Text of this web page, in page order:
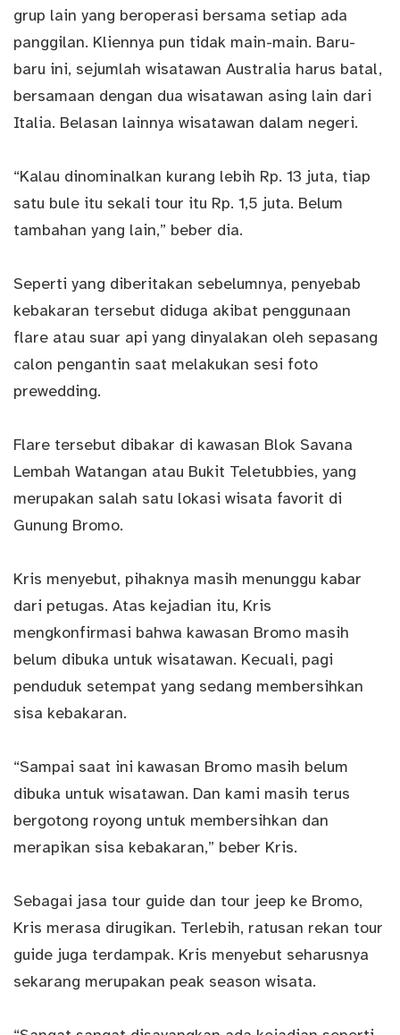
grup lain yang beroperasi bersama setiap ada
panggilan. Kliennya pun tidak main-main. Baru-
baru ini, sejumlah wisatawan Australia harus batal,
bersamaan dengan dua wisatawan asing lain dari
Italia. Belasan lainnya wisatawan dalam negeri.
“Kalau dinominalkan kurang lebih Rp. 13 juta, tiap
satu bule itu sekali tour itu Rp. 1,5 juta. Belum
tambahan yang lain,” beber dia.
Seperti yang diberitakan sebelumnya, penyebab
kebakaran tersebut diduga akibat penggunaan
flare atau suar api yang dinyalakan oleh sepasang
calon pengantin saat melakukan sesi foto
prewedding.
Flare tersebut dibakar di kawasan Blok Savana
Lembah Watangan atau Bukit Teletubbies, yang
merupakan salah satu lokasi wisata favorit di
Gunung Bromo.
Kris menyebut, pihaknya masih menunggu kabar
dari petugas. Atas kejadian itu, Kris
mengkonfirmasi bahwa kawasan Bromo masih
belum dibuka untuk wisatawan. Kecuali, pagi
penduduk setempat yang sedang membersihkan
sisa kebakaran.
“Sampai saat ini kawasan Bromo masih belum
dibuka untuk wisatawan. Dan kami masih terus
bergotong royong untuk membersihkan dan
merapikan sisa kebakaran,” beber Kris.
Sebagai jasa tour guide dan tour jeep ke Bromo,
Kris merasa dirugikan. Terlebih, ratusan rekan tour
guide juga terdampak. Kris menyebut seharusnya
sekarang merupakan peak season wisata.